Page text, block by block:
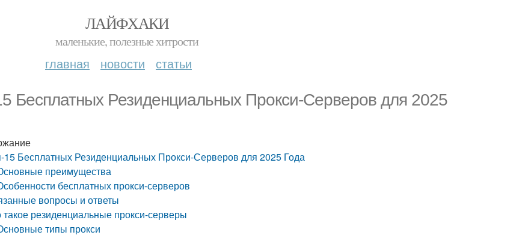
ЛАЙФХАКИ
маленькие, полезные хитрости
главная новости статьи
Бесплатных Резиденциальных Прокси-Серверов для 2025
15 Бесплатных Резиденциальных Прокси-Серверов для 2025 Года
преимущества
бесплатных прокси-серверов
вопросы и ответы
такое резиденциальные прокси-серверы
типы прокси